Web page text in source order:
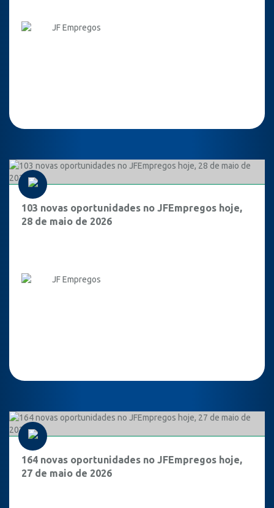
JF Empregos
103 novas oportunidades no JFEmpregos hoje,
28 de maio de 2026
JF Empregos
164 novas oportunidades no JFEmpregos hoje,
27 de maio de 2026